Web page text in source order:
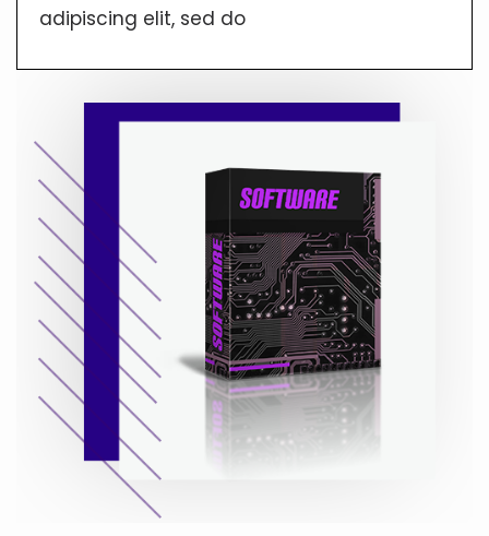
adipiscing elit, sed do